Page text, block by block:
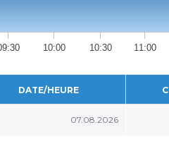
10:00 10:30 11:00
DATE/HEURE
07.08.2026